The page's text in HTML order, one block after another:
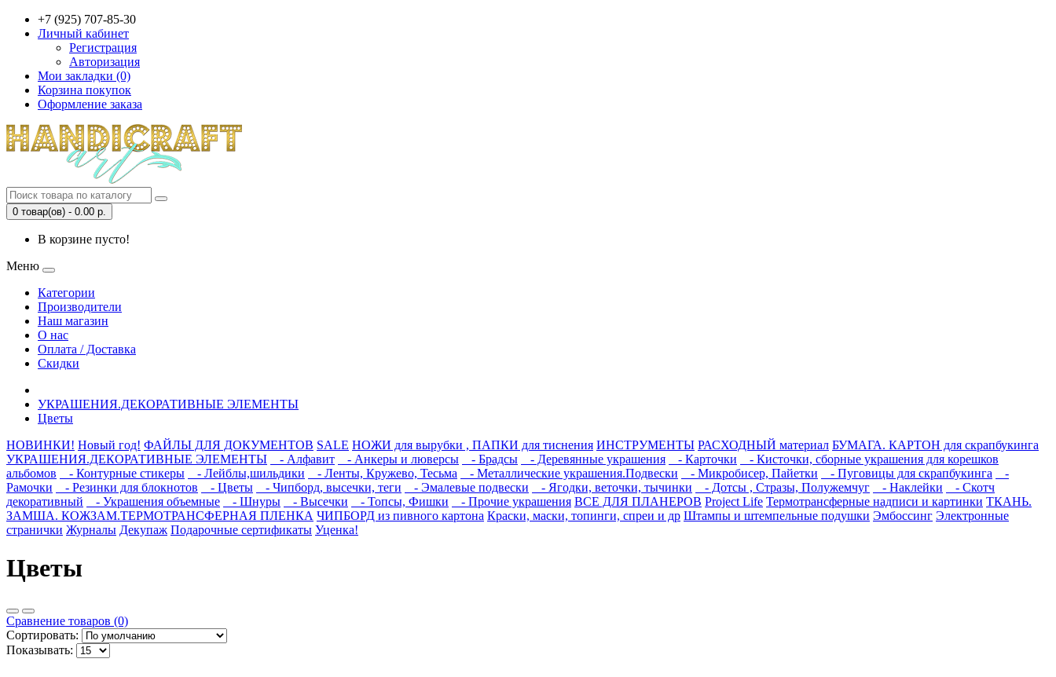
+7 (925) 707-85-30
Личный кабинет
Регистрация
Авторизация
Мои закладки (0)
Корзина покупок
Оформление заказа
0 товар(ов) - 0.00 р.
В корзине пусто!
Меню
Категории
Производители
Наш магазин
О нас
Оплата / Доставка
Скидки
УКРАШЕНИЯ.ДЕКОРАТИВНЫЕ ЭЛЕМЕНТЫ
Цветы
НОВИНКИ! Новый год! ФАЙЛЫ ДЛЯ ДОКУМЕНТОВ SALE НОЖИ для вырубки , ПАПКИ для тиснения ИНСТРУМЕНТЫ РАСХОДНЫЙ материал БУМАГА. КАРТОН для скрапбукинга
УКРАШЕНИЯ.ДЕКОРАТИВНЫЕ ЭЛЕМЕНТЫ
- Алфавит - Анкеры и люверсы - Брадсы - Деревянные украшения - Карточки
- Кисточки, сборные украшения для корешков
альбомов
- Контурные стикеры - Лейблы,шильдики - Ленты, Кружево, Тесьма - Металлические украшения.Подвески - Микробисер, Пайетки - Пуговицы для скрапбукинга
-
Рамочки
- Резинки для блокнотов - Цветы - Чипборд, высечки, теги - Эмалевые подвески - Ягодки, веточки, тычинки - Дотсы , Стразы, Полужемчуг - Наклейки
- Скотч
декоративный
- Украшения объемные - Шнуры - Высечки - Топсы, Фишки - Прочие украшения ВСЕ ДЛЯ ПЛАНЕРОВ Project Life Термотрансферные надписи и картинки ТКАНЬ.
ЗАМША. КОЖЗАМ.ТЕРМОТРАНСФЕРНАЯ ПЛЕНКА ЧИПБОРД из пивного картона Краски, маски, топинги, спреи и др Штампы и штемпельные подушки Эмбоссинг Электронные
странички Журналы Декупаж Подарочные сертификаты Уценка!
Цветы
Сравнение товаров (0)
Сортировать:
Показывать: